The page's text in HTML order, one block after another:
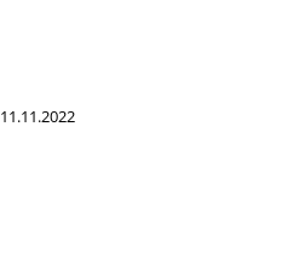
11.11.2022